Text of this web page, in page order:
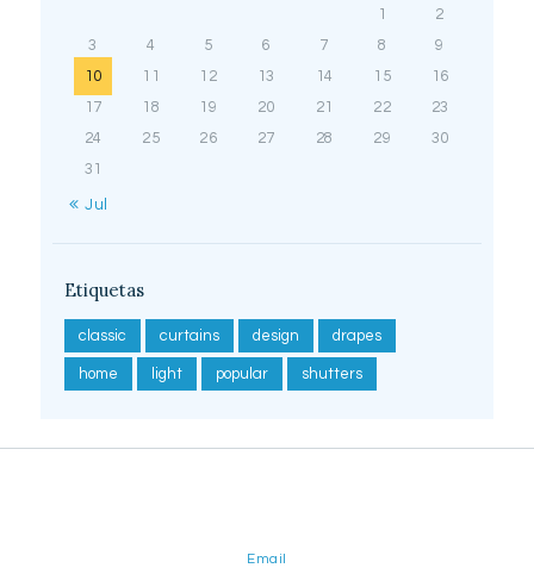
1
2
3
4 5 6 7 8
9
10
11 12 13 14 15
16
17
18 19 20 21 22
23
24
25 26 27 28 29
30
31
« Jul
Etiquetas
classic curtains design drapes
home light popular shutters
Email